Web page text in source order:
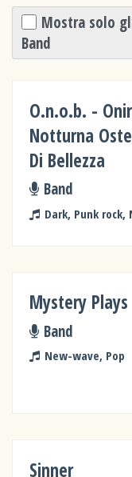
Mostra solo
Band
O.n.o.b. -
Notturna
Di Bellezza
Band
Dark, Punk rock,
Mystery Plays
Band
New-wave, Pop
Sinner